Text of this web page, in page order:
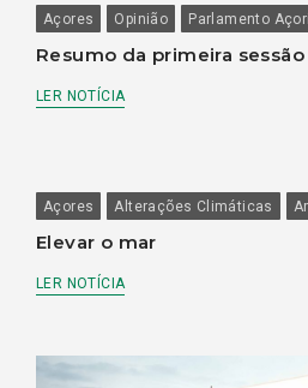
Açores Opinião Parlamento
Resumo da primeira sessão
LER NOTÍCIA
Açores Alterações Climáticas
Elevar o mar
LER NOTÍCIA